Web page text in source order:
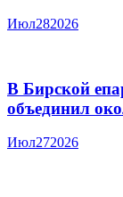
Июл282026
В Бирской
объединил
Июл272026